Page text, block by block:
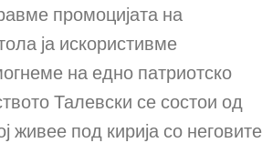
промоцијата на
ја искористивме
на едно патриотско
Талевски се состои од
живее под кирија со неговите